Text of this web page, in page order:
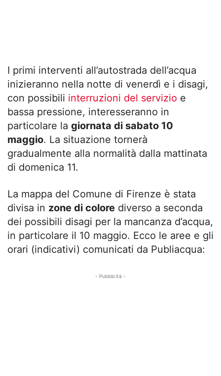
I primi interventi all’autostrada dell’acqua
inizieranno nella notte di venerdì e i disagi,
con possibili interruzioni del servizio e
bassa pressione, interesseranno in
particolare la giornata di sabato 10
maggio. La situazione tornerà
gradualmente alla normalità dalla mattinata
di domenica 11.
La mappa del Comune di Firenze è stata
divisa in zone di colore diverso a seconda
dei possibili disagi per la mancanza d’acqua,
in particolare il 10 maggio. Ecco le aree e gli
orari (indicativi) comunicati da Publiacqua:
- Pubblicità -